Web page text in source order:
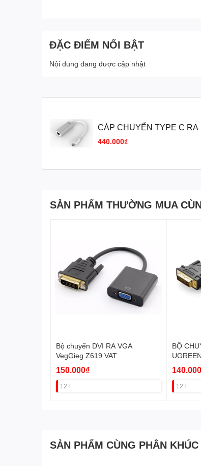
ĐẶC ĐIỂM NỔI BẬT
Nội dung đang được cập nhật
CÁP CHUYỂN TYPE C RA
UNITEK (TỐT)
440.000₫
SẢN PHẨM THƯỜNG MUA
Bộ chuyển DVI RA VGA
VegGieg Z619 VAT
150.000₫
12T
BỘ
12T
SẢN PHẨM CÙNG PHÂN